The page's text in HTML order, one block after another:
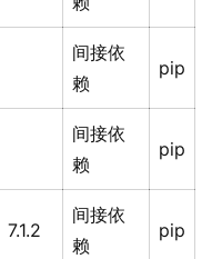
间接依
赖
pip
间接依
赖
pip
7.1.2
间接依
赖
pip